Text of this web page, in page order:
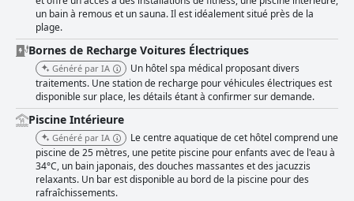
services complets. La salle de sport, bien que compacte, est bien équipée
et répond à la plupart des besoins en matière de remise en forme.
L'inclusion d'une piscine intérieure, de divers saunas et d'un accès
matinal à la baignade améliore l'expérience globale de bien-être. Les
installations de la piscine reçoivent des commentaires positifs pour leur
variété et leur propreté, avec de multiples piscines et jacuzzis.
Cependant, certains clients soulignent la nécessité de rénovations et de
surpopulation occasionnelle. Dans l'ensemble, le Spa Tervis offre une
expérience complète et agréable, alliant détente, commodité et services
de qualité, ce qui en fait un choix recommandé pour les voyageurs à la
recherche d'hébergements de loisirs et d'affaires.
un bain à remous et un sauna. Il est idéalement situé près de la
plage.
Bornes de Recharge Voitures Électriques
Généré par IA
Un hôtel spa médical proposant divers
traitements. Une station de recharge pour véhicules électriques est
disponible sur place, les détails étant à confirmer sur demande.
Piscine Intérieure
Généré par IA
Le centre aquatique de cet hôtel comprend une
piscine de 25 mètres, une petite piscine pour enfants avec de l'eau à
34°C, un bain japonais, des douches massantes et des jacuzzis
relaxants. Un bar est disponible au bord de la piscine pour des
rafraîchissements.